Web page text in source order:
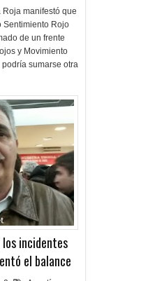
Roja manifestó que
Sentimiento Rojo
de un frente
y Movimiento
sumarse otra
incidentes
el balance